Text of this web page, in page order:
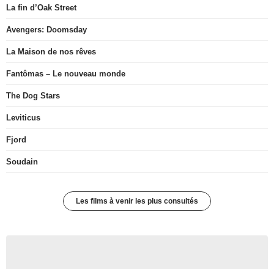
La fin d’Oak Street
Avengers: Doomsday
La Maison de nos rêves
Fantômas – Le nouveau monde
The Dog Stars
Leviticus
Fjord
Soudain
Les films à venir les plus consultés